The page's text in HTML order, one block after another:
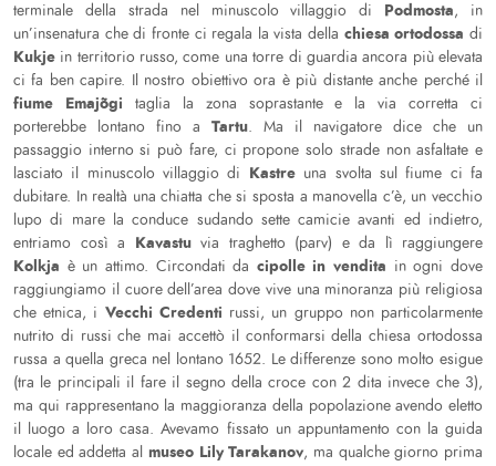
terminale della strada nel minuscolo villaggio di Podmosta, in
un’insenatura che di fronte ci regala la vista della chiesa ortodossa di
Kukje in territorio russo, come una torre di guardia ancora più elevata
ci fa ben capire. Il nostro obiettivo ora è più distante anche perché il
fiume Emajõgi taglia la zona soprastante e la via corretta ci
porterebbe lontano fino a Tartu. Ma il navigatore dice che un
passaggio interno si può fare, ci propone solo strade non asfaltate e
lasciato il minuscolo villaggio di Kastre una svolta sul fiume ci fa
dubitare. In realtà una chiatta che si sposta a manovella c’è, un vecchio
lupo di mare la conduce sudando sette camicie avanti ed indietro,
entriamo così a Kavastu via traghetto (parv) e da lì raggiungere
Kolkja è un attimo. Circondati da cipolle in vendita in ogni dove
raggiungiamo il cuore dell’area dove vive una minoranza più religiosa
che etnica, i Vecchi Credenti russi, un gruppo non particolarmente
nutrito di russi che mai accettò il conformarsi della chiesa ortodossa
russa a quella greca nel lontano 1652. Le differenze sono molto esigue
(tra le principali il fare il segno della croce con 2 dita invece che 3),
ma qui rappresentano la maggioranza della popolazione avendo eletto
il luogo a loro casa. Avevamo fissato un appuntamento con la guida
locale ed addetta al museo Lily Tarakanov, ma qualche giorno prima